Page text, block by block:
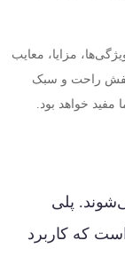
مزایا، معایب
کفش راحت و سبک
مفید خواهد بود.
پلی
که کاربرد